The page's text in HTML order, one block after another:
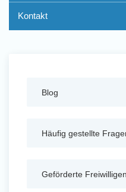
und
Kontakt
Blog
Häufig gestellte
Geförderte